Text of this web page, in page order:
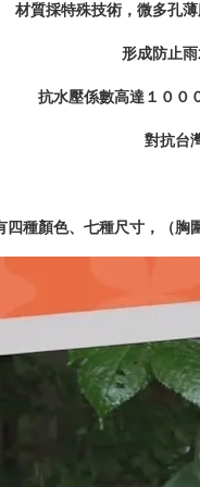
材質採特殊技術，微多孔
形成防止
抗水壓係數高達１００
對抗台
四種顏色、七種尺寸，（胸